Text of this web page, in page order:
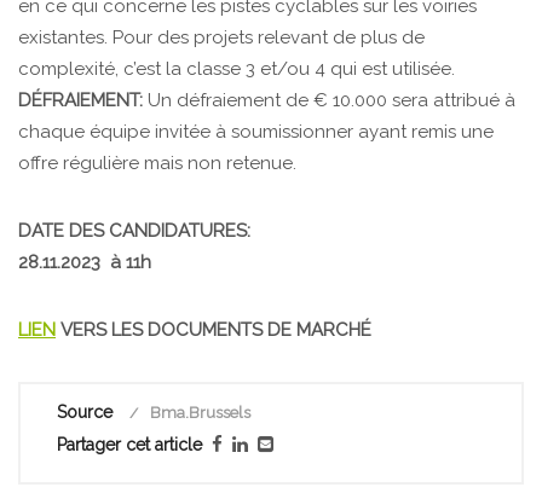
en ce qui concerne les pistes cyclables sur les voiries
existantes. Pour des projets relevant de plus de
complexité, c’est la classe 3 et/ou 4 qui est utilisée.
DÉFRAIEMENT: Un défraiement de € 10.000 sera attribué à
chaque équipe invitée à soumissionner ayant remis une
offre régulière mais non retenue.
DATE DES CANDIDATURES:
28.11.2023 à 11h
LIEN VERS LES DOCUMENTS DE MARCHÉ
Source Bma.Brussels
Partager cet article